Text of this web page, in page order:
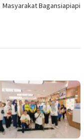
Masyarakat Bagansiapiapi